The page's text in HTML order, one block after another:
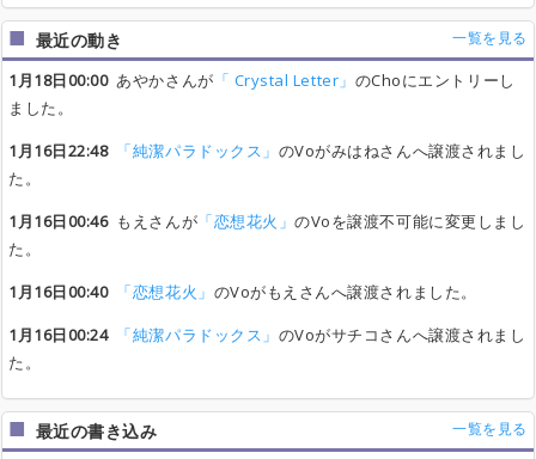
最近の動き 一覧を見る
1月18日00:00あやかさんが 「 Crystal Letter」 のChoにエントリーし
ました。
1月16日22:48
「純潔パラドックス」 のVoがみはねさんへ譲渡されまし
た。
1月16日00:46もえさんが 「恋想花火」のVoを譲渡不可能に変更しまし
た。
1月16日00:40
「恋想花火」 のVoがもえさんへ譲渡されました。
1月16日00:24
「純潔パラドックス」 のVoがサチコさんへ譲渡されまし
た。
最近の書き込み 一覧を見る